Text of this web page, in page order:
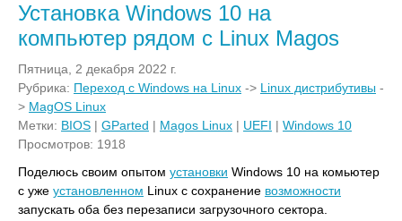
Установка Windows 10 на
компьютер рядом с Linux Magos
Пятница, 2 декабря 2022 г.
Рубрика: Переход с Windows на Linux -> Linux дистрибутивы -
> MagOS Linux
Метки: BIOS | GParted | Magos Linux | UEFI | Windows 10
Просмотров: 1918
Поделюсь своим опытом установки Windows 10 на комьютер
с уже установленном Linux с сохранение возможности
запускать оба без перезаписи загрузочного сектора.